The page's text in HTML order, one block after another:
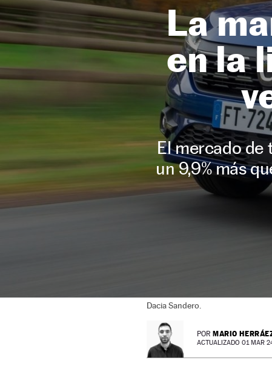
La
en la
El mercado de
un 9,9% más
Dacia Sandero.
POR MARIO
ACTUALIZADO 01 MAR